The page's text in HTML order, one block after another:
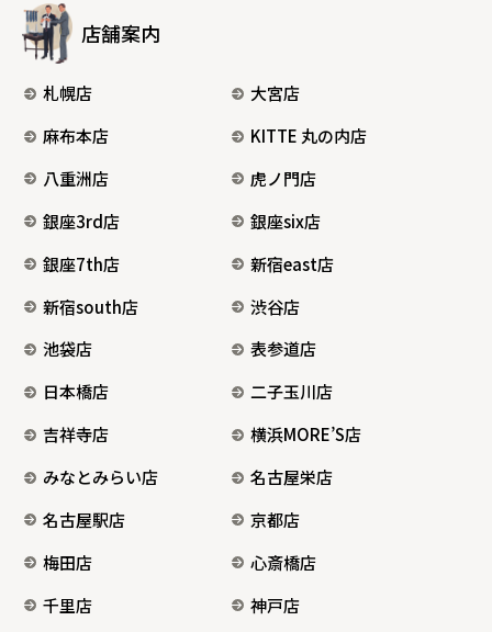
店舗案内
札幌店
大宮店
麻布本店
KITTE 丸の内店
八重洲店
虎ノ門店
銀座3rd店
銀座six店
銀座7th店
新宿east店
新宿south店
渋谷店
池袋店
表参道店
日本橋店
二子玉川店
吉祥寺店
横浜MORE’S店
みなとみらい店
名古屋栄店
名古屋駅店
京都店
梅田店
心斎橋店
千里店
神戸店